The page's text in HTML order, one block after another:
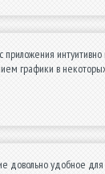
приложения
графики в
довольно удобное для